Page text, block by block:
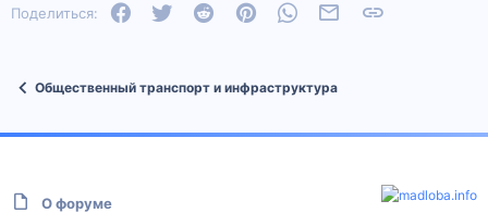
Поделиться: FacebookTwitter Reddit PinterestWhatsAppЭлектронная почта
Общественный транспорт и инфраструктура
О форуме